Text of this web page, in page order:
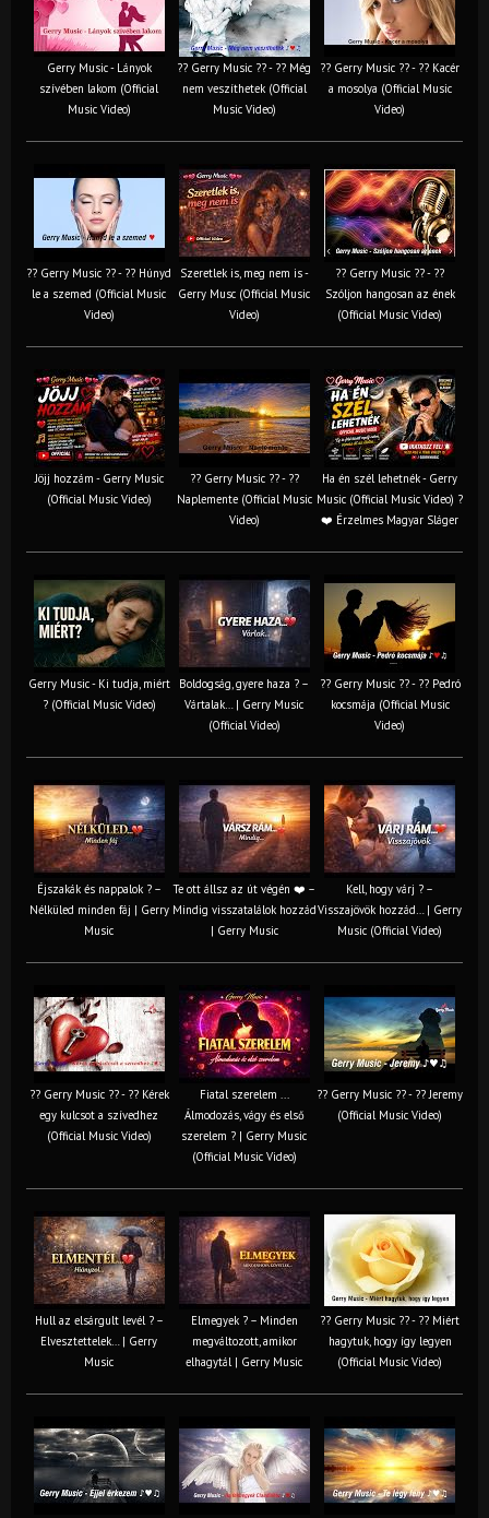
Gerry Music - Lányok
szívében lakom (Official
Music Video)
?? Gerry Music ?? - ?? Még
nem veszíthetek (Official
Music Video)
?? Gerry Music ?? - ?? Kacér
a mosolya (Official Music
Video)
?? Gerry Music ?? - ?? Húnyd
le a szemed (Official Music
Video)
Szeretlek is, meg nem is -
Gerry Musc (Official Music
Video)
?? Gerry Music ?? - ??
Szóljon hangosan az ének
(Official Music Video)
Jöjj hozzám - Gerry Music
(Official Music Video)
?? Gerry Music ?? - ??
Naplemente (Official Music
Video)
Ha én szél lehetnék - Gerry
Music (Official Music Video) ?️
❤️ Érzelmes Magyar Sláger
Gerry Music - Ki tudja, miért
? (Official Music Video)
Boldogság, gyere haza ? –
Vártalak… | Gerry Music
(Official Video)
?? Gerry Music ?? - ?? Pedró
kocsmája (Official Music
Video)
Éjszakák és nappalok ? –
Nélküled minden fáj | Gerry
Music
Te ott állsz az út végén ❤️ –
Mindig visszatalálok hozzád
| Gerry Music
Kell, hogy várj ? –
Visszajövök hozzád… | Gerry
Music (Official Video)
?? Gerry Music ?? - ?? Kérek
egy kulcsot a szívedhez
(Official Music Video)
Fiatal szerelem ...
Álmodozás, vágy és első
szerelem ? | Gerry Music
(Official Music Video)
?? Gerry Music ?? - ?? Jeremy
(Official Music Video)
Hull az elsárgult levél ? –
Elvesztettelek… | Gerry
Music
Elmegyek ? – Minden
megváltozott, amikor
elhagytál | Gerry Music
?? Gerry Music ?? - ?? Miért
hagytuk, hogy így legyen
(Official Music Video)